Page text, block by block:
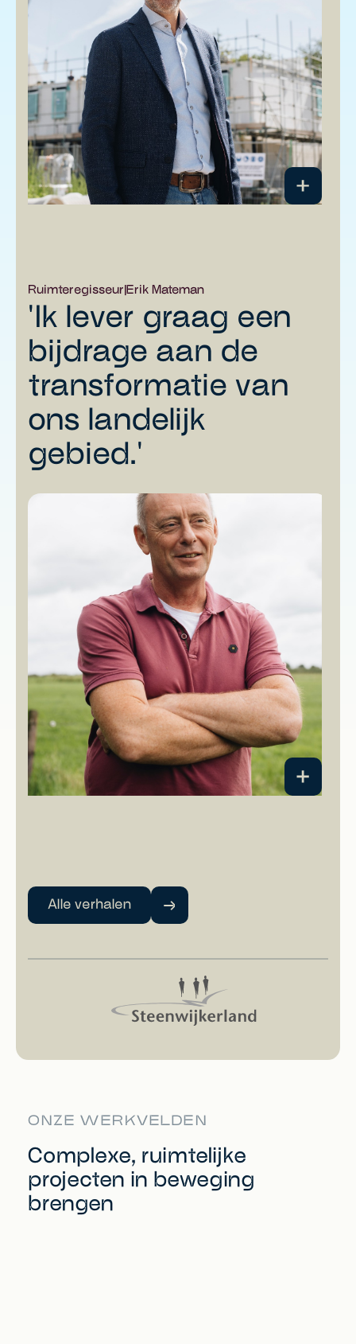
Ruimteregisseur|Erik Mateman
'Ik lever graag een
bijdrage aan de
transformatie van
ons landelijk
gebied.'
Alle verhalen
ONZE WERKVELDEN
Complexe, ruimtelijke
projecten in beweging
brengen